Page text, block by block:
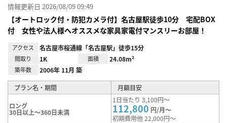
情報更新日 2026/08/09 09:49
【オートロック付・防犯カメラ付】名古屋駅徒歩10分 宅配BOX
付 女性や法人様へオススメな家具家電付マンスリーお部屋！
アクセス 名古屋市桜通線「名古屋駅」徒歩15分
間取り 1K 面積 24.08m²
築年数 2006年 11月 築
プラン名・期間 月額目安
ロング
30日以上～360日未満
1日当たり 3,100円～
112,800 円/月～
初期費用他 22,000円～